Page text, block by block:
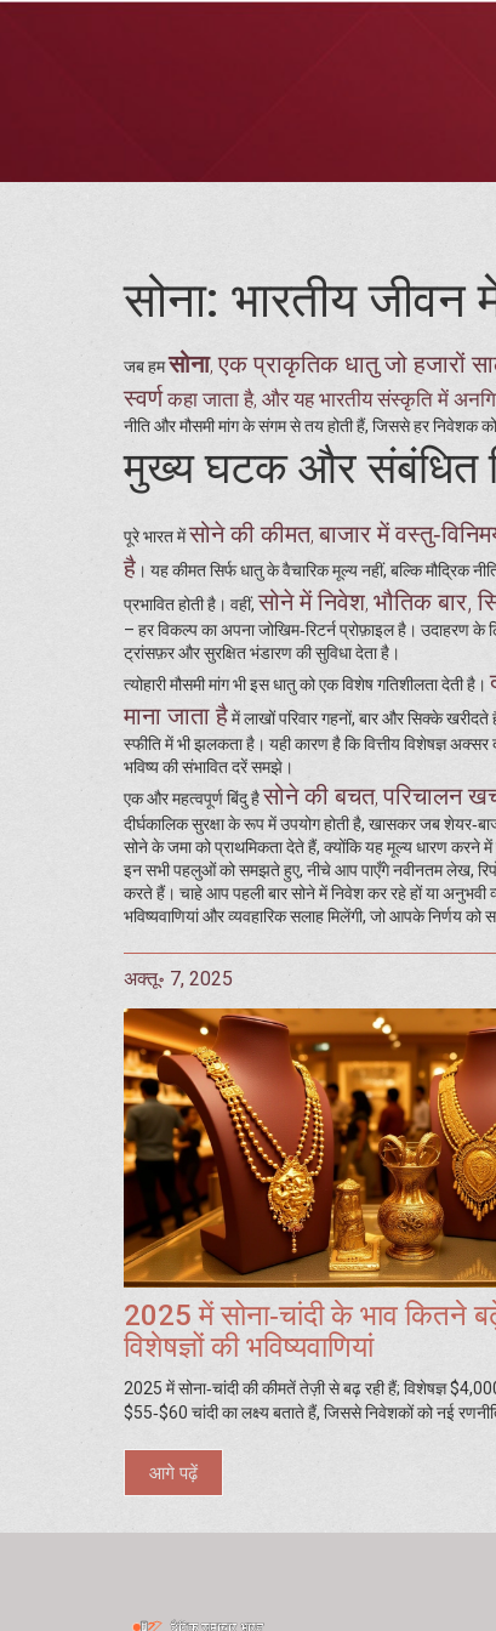
सोना: भारतीय
जब हमसोना,एक प्राकृतिक धातु जो हजारों
स्वर्णकहा जाता है, और यह भारतीय संस्कृति में
नीति और मौसमी मांग के संगम से तय होती हैं, जिससे हर निवेशक
मुख्य घटक और संबंधित
पूरे भारत मेंसोने की कीमत,बाजार में
है । यह कीमत सिर्फ धातु के वैचारिक मूल्य नहीं, बल्कि मौद्रिक
प्रभावित होती है। वहीं, सोने में निवेश, भौतिक बार,
– हर विकल्प का अपना जोखिम‑रिटर्न प्रोफ़ाइल है। उदाहरण
ट्रांसफ़र और सुरक्षित भंडारण की सुविधा देता है।
त्योहारी मौसमी मांग भी इस धातु को एक विशेष गतिशीलता देती है।
माना जाता हैमें लाखों परिवार गहनों, बार और सिक्के
स्फीति में भी झलकता है। यही कारण है कि वित्तीय विशेषज्ञ
भविष्य की संभावित दरें समझे।
एक और महत्वपूर्ण बिंदु हैसोने की बचत,परिचालन
दीर्घकालिक सुरक्षा के रूप में उपयोग होती है, खासकर जब
सोने के जमा को प्राथमिकता देते हैं, क्योंकि यह मूल्य धारण करने
इन सभी पहलुओं को समझते हुए, नीचे आप पाएँगे नवीनतम लेख,
करते हैं। चाहे आप पहली बार सोने में निवेश कर रहे हों या अनुभवी
भविष्यवाणियां और व्यवहारिक सलाह मिलेंगी, जो आपके निर्णय को
अक्तू॰ 7, 2025
2025 में सोना‑चांदी के भाव कितने
विशेषज्ञों की भविष्यवाणियां
2025 में सोना‑चांदी की कीमतें तेज़ी से बढ़ रही हैं; विशेषज्ञ
$55‑$60 चांदी का लक्ष्य बताते हैं, जिससे निवेशकों को नई
आगे पढ़ें